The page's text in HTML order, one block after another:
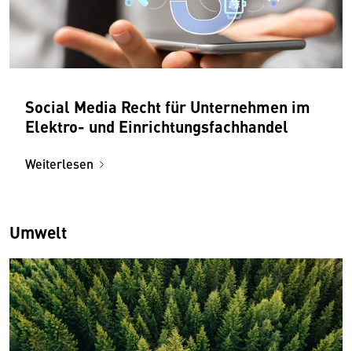
Social Media Recht für Unternehmen im
Elektro- und Einrichtungsfachhandel
Weiterlesen
Umwelt